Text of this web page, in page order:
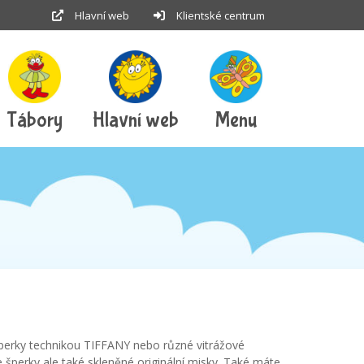
Hlavní web Klientské centrum
Tábory Hlavní web Menu
technikou TIFFANY nebo různé vitrážové